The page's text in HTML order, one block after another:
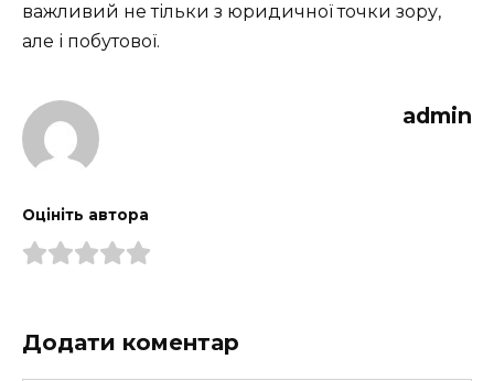
важливий не тільки з юридичної точки зору,
але і побутової.
admin
Оцініть автора
Додати коментар